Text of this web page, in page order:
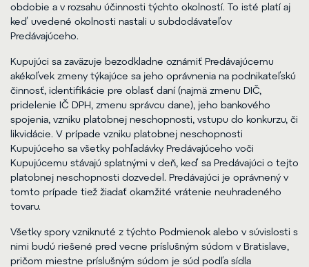
obdobie a v rozsahu účinnosti týchto okolností. To isté platí aj
keď uvedené okolnosti nastali u subdodávateľov
Predávajúceho.
Kupujúci sa zaväzuje bezodkladne oznámiť Predávajúcemu
akékoľvek zmeny týkajúce sa jeho oprávnenia na podnikateľskú
činnosť, identifikácie pre oblasť daní (najmä zmenu DIČ,
pridelenie IČ DPH, zmenu správcu dane), jeho bankového
spojenia, vzniku platobnej neschopnosti, vstupu do konkurzu, či
likvidácie. V prípade vzniku platobnej neschopnosti
Kupujúceho sa všetky pohľadávky Predávajúceho voči
Kupujúcemu stávajú splatnými v deň, keď sa Predávajúci o tejto
platobnej neschopnosti dozvedel. Predávajúci je oprávnený v
tomto prípade tiež žiadať okamžité vrátenie neuhradeného
tovaru.
Všetky spory vzniknuté z týchto Podmienok alebo v súvislosti s
nimi budú riešené pred vecne príslušným súdom v Bratislave,
pričom miestne príslušným súdom je súd podľa sídla